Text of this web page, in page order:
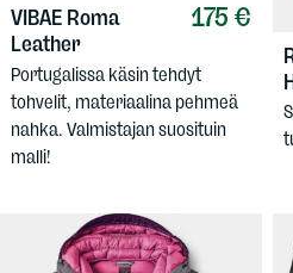
175 €
VIBAE Roma
Leather
Portugalissa käsin tehdyt
tohvelit, materiaalina pehmeä
nahka. Valmistajan suosituin
malli!